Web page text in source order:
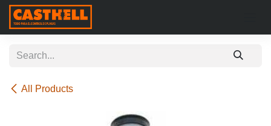
Skip to Content
All Products